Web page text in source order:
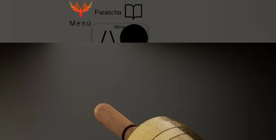
Menü
Parascha
More